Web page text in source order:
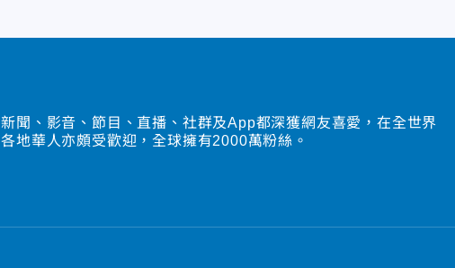
新聞、影音、節目、直播、社群及App都深獲網友喜愛，在全世界
各地華人亦頗受歡迎，全球擁有2000萬粉絲。